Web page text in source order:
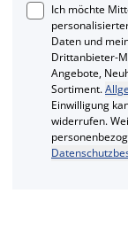
Ich möchte
Daten und
Drittanbieter-
Angebote,
Sortiment.
Einwilligung
widerrufen.